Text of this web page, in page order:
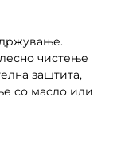
чистење
заштита,
со масло или